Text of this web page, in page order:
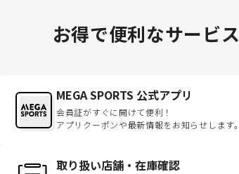
お得で便利なサービス
MEGA SPORTS 公式アプリ
会員証がすぐに開けて便利！
アプリクーポンや最新情報をお知らせします。
取り扱い店舗・在庫確認